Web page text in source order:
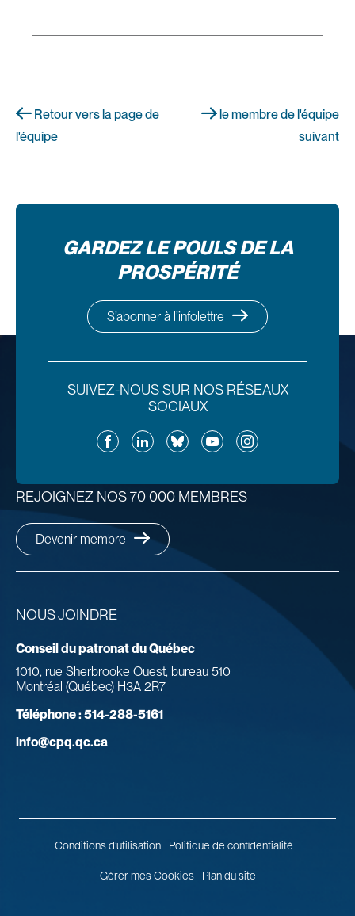
Retour vers la page de
l'équipe
le membre de l'équipe
suivant
GARDEZ LE POULS DE LA
PROSPÉRITÉ
S’abonner à l’infolettre
SUIVEZ-NOUS SUR NOS RÉSEAUX
SOCIAUX
FacebookLinkedInBlueskyYouTubeInstagram
NOUS JOINDRE
Conseil du patronat du Québec
1010, rue Sherbrooke Ouest, bureau 510
Montréal (Québec) H3A 2R7
Téléphone :514-288-5161
info@cpq.qc.ca
REJOIGNEZ NOS 70 000 MEMBRES
Devenir membre
Conditions d’utilisation Politique de confidentialité
Gérer mes Cookies Plan du site